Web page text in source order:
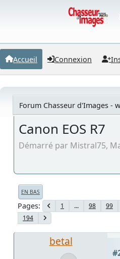
Accueil Connexion
Forum Chasseur d'Images -
Canon EOS R7
Démarré par Mistral75,
EN BAS
Pages 1 ... 98 99
194
betal